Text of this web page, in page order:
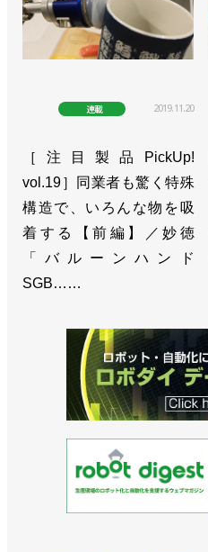
連載 2019.11.20
［注目製品PickUp!
vol.19］同業者も驚く特殊
構造で、いろんな物を吸
着する【前編】／妙徳
「バルーンハンド
SGB……